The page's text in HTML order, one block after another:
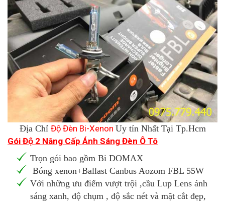
Địa Chỉ Độ Đèn Bi-Xenon Uy tín Nhất Tại Tp.Hcm
Gói Độ 2 Nâng Cấp Ánh Sáng Đèn Ô Tô
Trọn gói bao gồm Bi DOMAX
Bóng xenon+Ballast Canbus Aozom FBL 55W
Với những ưu điểm vượt trội ,cầu Lup Lens ánh
sáng xanh, độ chụm , độ sắc nét và mặt cắt đẹp,